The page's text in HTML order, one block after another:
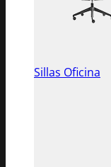
Sillas Oficina